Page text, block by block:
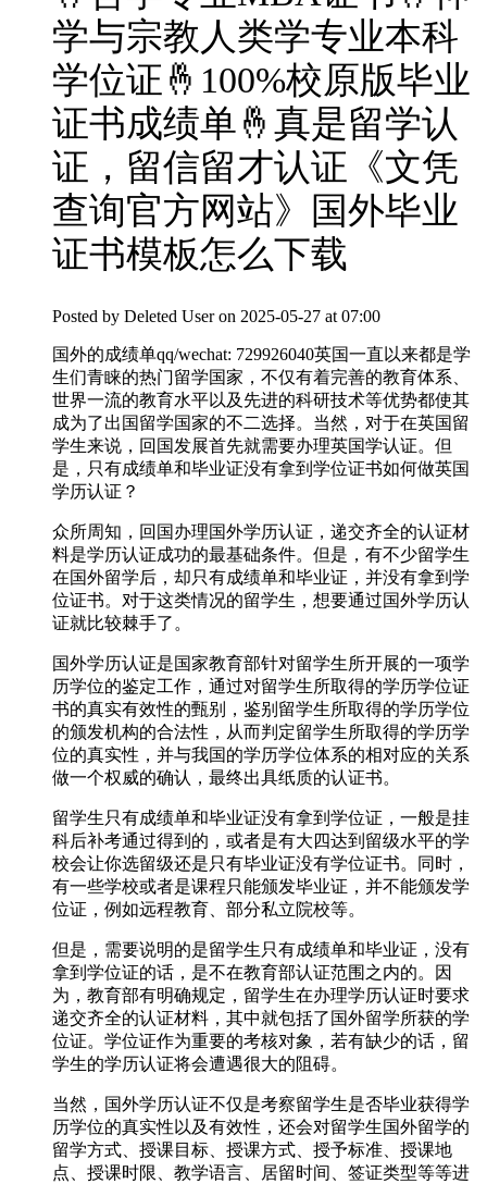
学与宗教人类学专业本科
学位证🤞100%校原版毕业
证书成绩单🤞真是留学认
证，留信留才认证《文凭
查询官方网站》国外毕业
证书模板怎么下载
Posted by Deleted User on 2025-05-27 at 07:00
国外的成绩单qq/wechat: 729926040英国一直以来都是学
生们青睐的热门留学国家，不仅有着完善的教育体系、
世界一流的教育水平以及先进的科研技术等优势都使其
成为了出国留学国家的不二选择。当然，对于在英国留
学生来说，回国发展首先就需要办理英国学认证。但
是，只有成绩单和毕业证没有拿到学位证书如何做英国
学历认证？
众所周知，回国办理国外学历认证，递交齐全的认证材
料是学历认证成功的最基础条件。但是，有不少留学生
在国外留学后，却只有成绩单和毕业证，并没有拿到学
位证书。对于这类情况的留学生，想要通过国外学历认
证就比较棘手了。
国外学历认证是国家教育部针对留学生所开展的一项学
历学位的鉴定工作，通过对留学生所取得的学历学位证
书的真实有效性的甄别，鉴别留学生所取得的学历学位
的颁发机构的合法性，从而判定留学生所取得的学历学
位的真实性，并与我国的学历学位体系的相对应的关系
做一个权威的确认，最终出具纸质的认证书。
留学生只有成绩单和毕业证没有拿到学位证，一般是挂
科后补考通过得到的，或者是有大四达到留级水平的学
校会让你选留级还是只有毕业证没有学位证书。同时，
有一些学校或者是课程只能颁发毕业证，并不能颁发学
位证，例如远程教育、部分私立院校等。
但是，需要说明的是留学生只有成绩单和毕业证，没有
拿到学位证的话，是不在教育部认证范围之内的。因
为，教育部有明确规定，留学生在办理学历认证时要求
递交齐全的认证材料，其中就包括了国外留学所获的学
位证。学位证作为重要的考核对象，若有缺少的话，留
学生的学历认证将会遭遇很大的阻碍。
当然，国外学历认证不仅是考察留学生是否毕业获得学
历学位的真实性以及有效性，还会对留学生国外留学的
留学方式、授课目标、授课方式、授予标准、授课地
点、授课时限、教学语言、居留时间、签证类型等等进